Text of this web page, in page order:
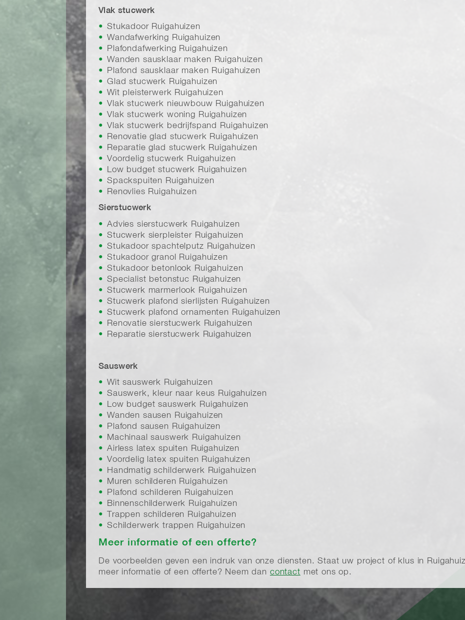
Vlak stucwerk
Stukadoor Ruigahuizen
Wandafwerking Ruigahuizen
Plafondafwerking Ruigahuizen
Wanden sausklaar maken Ruigahuizen
Plafond sausklaar maken Ruigahuizen
Glad stucwerk Ruigahuizen
Wit pleisterwerk Ruigahuizen
Vlak stucwerk nieuwbouw Ruigahuizen
Vlak stucwerk woning Ruigahuizen
Vlak stucwerk bedrijfspand Ruigahuizen
Renovatie glad stucwerk Ruigahuizen
Reparatie glad stucwerk Ruigahuizen
Voordelig stucwerk Ruigahuizen
Low budget stucwerk Ruigahuizen
Spackspuiten Ruigahuizen
Renovlies Ruigahuizen
Sierstucwerk
Advies sierstucwerk Ruigahuizen
Stucwerk sierpleister Ruigahuizen
Stukadoor spachtelputz Ruigahuizen
Stukadoor granol Ruigahuizen
Stukadoor betonlook Ruigahuizen
Specialist betonstuc Ruigahuizen
Stucwerk marmerlook Ruigahuizen
Stucwerk plafond sierlijsten Ruigahuizen
Stucwerk plafond ornamenten Ruigahuizen
Renovatie sierstucwerk Ruigahuizen
Reparatie sierstucwerk Ruigahuizen
Sauswerk
Wit sauswerk Ruigahuizen
Sauswerk, kleur naar keus Ruigahuizen
Low budget sauswerk Ruigahuizen
Wanden sausen Ruigahuizen
Plafond sausen Ruigahuizen
Machinaal sauswerk Ruigahuizen
Airless latex spuiten Ruigahuizen
Voordelig latex spuiten Ruigahuizen
Handmatig schilderwerk Ruigahuizen
Muren schilderen Ruigahuizen
Plafond schilderen Ruigahuizen
Binnenschilderwerk Ruigahuizen
Trappen schilderen Ruigahuizen
Schilderwerk trappen Ruigahuizen
Meer informatie of een offerte?
De voorbeelden geven een indruk van onze diensten. Staat uw project of klus in
meer informatie of een offerte? Neem dan contact met ons op.